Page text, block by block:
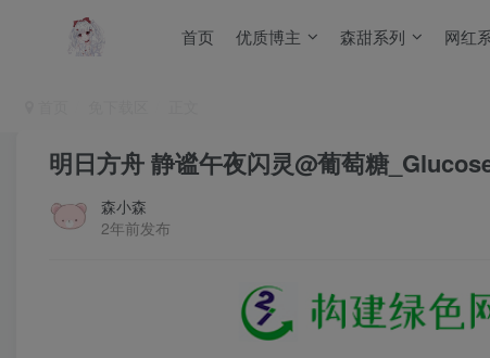
首页 优质博主 森甜系列 网红
明日方舟 静谧午夜闪灵@葡萄糖
森小森
2年前发布